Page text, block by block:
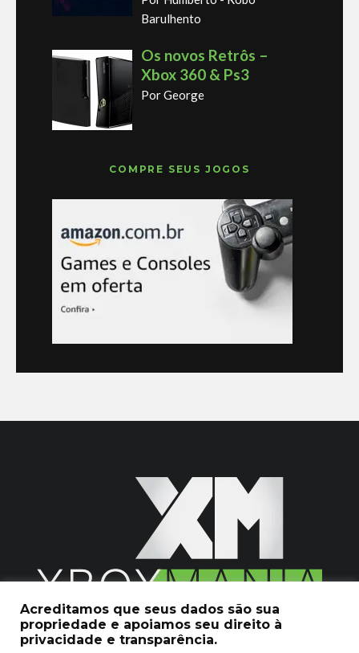
Barulhento
Os novos Retrôs –
Xbox 360 & Ps3
Por George
COMPRE SEUS JOGOS
2020 © Xboxmania. Todos os Direitos Reservados.
Acreditamos que seus dados são sua
propriedade e apoiamos seu direito à
privacidade e transparência.